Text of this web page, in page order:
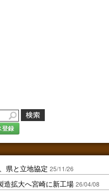
登録
県と立地協定 25/11/26
造拡大へ宮崎に新工場 26/04/08